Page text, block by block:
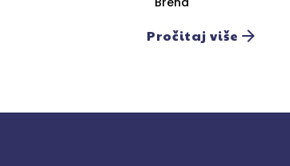
Pročitaj više